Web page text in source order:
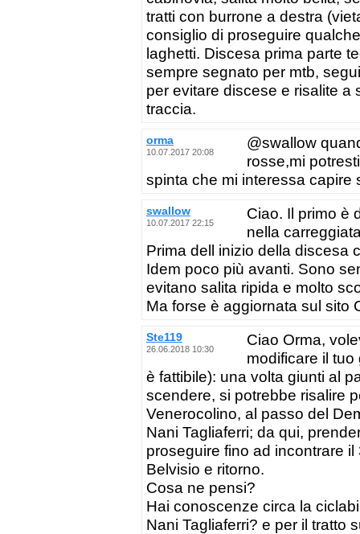
tratti con burrone a destra
consiglio di proseguire
laghetti. Discesa prima parte
sempre segnato per mtb,
per evitare discese e risalite a
traccia.
orma
10.07.2017 20:08
@swallow
rosse,mi
spinta che mi interessa capire
swallow
10.07.2017 22:15
Ciao. Il primo è
nella
Prima dell inizio della discesa
Idem poco più avanti. Sono
evitano salita ripida e molto
Ma forse è aggiornata sul sito
Ste119
26.06.2018 10:30
Ciao Orma,
modificare il
è fattibile): una volta giunti al
scendere, si potrebbe risalire
Venerocolino, al passo del
Nani Tagliaferri; da qui,
proseguire fino ad incontrare
Belvisio e ritorno.
Cosa ne pensi?
Hai conoscenze circa la
Nani Tagliaferri? e per il tratto